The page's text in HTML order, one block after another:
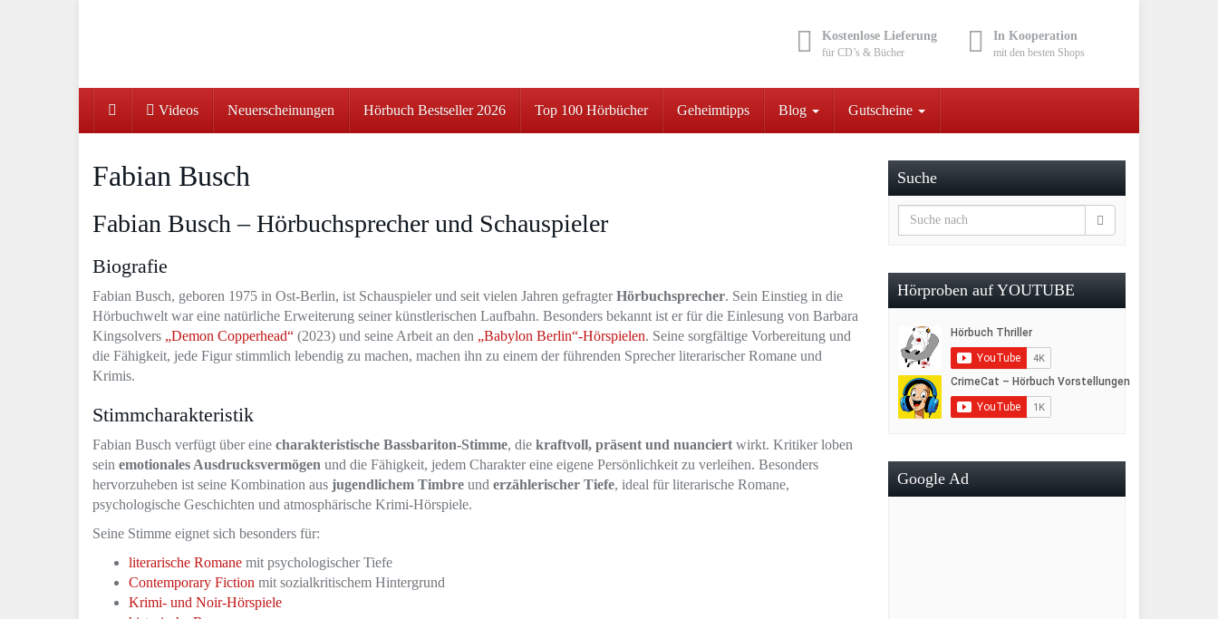
Kostenlose Lieferung
für CD’s & Bücher
In Kooperation
mit den besten Shops
Videos Neuerscheinungen Hörbuch Bestseller 2026 Top 100 Hörbücher Geheimtipps Blog Gutscheine
Fabian Busch
Fabian Busch – Hörbuchsprecher und Schauspieler
Biografie
Fabian Busch, geboren 1975 in Ost-Berlin, ist Schauspieler und seit vielen Jahren gefragterHörbuchsprecher. Sein Einstieg in die
Hörbuchwelt war eine natürliche Erweiterung seiner künstlerischen Laufbahn. Besonders bekannt ist er für die Einlesung von Barbara
Kingsolvers „Demon Copperhead“ (2023) und seine Arbeit an den „Babylon Berlin“-Hörspielen. Seine sorgfältige Vorbereitung und
die Fähigkeit, jede Figur stimmlich lebendig zu machen, machen ihn zu einem der führenden Sprecher literarischer Romane und
Krimis.
Stimmcharakteristik
Fabian Busch verfügt über eine charakteristische Bassbariton-Stimme, die kraftvoll, präsent und nuanciert wirkt. Kritiker loben
sein emotionales Ausdrucksvermögen und die Fähigkeit, jedem Charakter eine eigene Persönlichkeit zu verleihen. Besonders
hervorzuheben ist seine Kombination aus jugendlichem Timbre und erzählerischer Tiefe, ideal für literarische Romane,
psychologische Geschichten und atmosphärische Krimi-Hörspiele.
Seine Stimme eignet sich besonders für:
literarische Romane mit psychologischer Tiefe
Contemporary Fiction mit sozialkritischem Hintergrund
Krimi- und Noir-Hörspiele
Suche
Hörproben auf YOUTUBE
Google Ad